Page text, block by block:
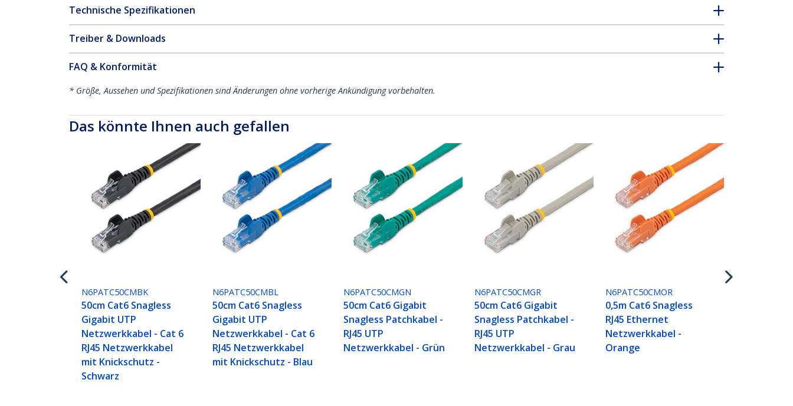
Technische Spezifikationen
Treiber & Downloads
FAQ & Konformität
* Größe, Aussehen und Spezifikationen sind Änderungen ohne vorherige Ankündigung vorbehalten.
Das könnte Ihnen auch gefallen
N6PATC50CMBK
50cm Cat6 Snagless
Gigabit UTP
Netzwerkkabel - Cat 6
RJ45 Netzwerkkabel
mit Knickschutz -
Schwarz
N6PATC50CMBL
50cm Cat6 Snagless
Gigabit UTP
Netzwerkkabel - Cat 6
RJ45 Netzwerkkabel
mit Knickschutz - Blau
N6PATC50CMGN
50cm Cat6 Gigabit
Snagless Patchkabel -
RJ45 UTP
Netzwerkkabel - Grün
N6PATC50CMGR
50cm Cat6 Gigabit
Snagless Patchkabel -
RJ45 UTP
Netzwerkkabel - Grau
N6PATC50CMOR
0,5m Cat6 Snagless
RJ45 Ethernet
Netzwerkkabel -
Orange